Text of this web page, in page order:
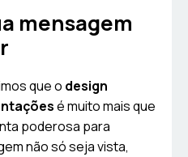
mensagem
que o design
é muito mais que
poderosa para
não só seja vista,